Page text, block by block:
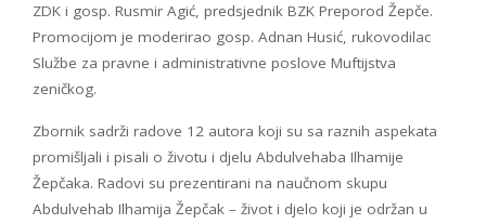
ZDK i gosp. Rusmir Agić, predsjednik BZK Preporod Žepče.
Promocijom je moderirao gosp. Adnan Husić, rukovodilac
Službe za pravne i administrativne poslove Muftijstva
zeničkog.
Zbornik sadrži radove 12 autora koji su sa raznih aspekata
promišljali i pisali o životu i djelu Abdulvehaba Ilhamije
Žepčaka. Radovi su prezentirani na naučnom skupu
Abdulvehab Ilhamija Žepčak – život i djelo koji je održan u